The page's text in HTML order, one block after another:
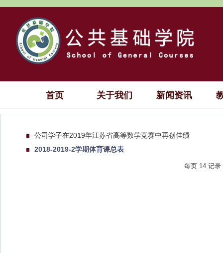
首页 关于我们 新闻资讯
公司学子在2019年江苏省高等数学竞赛中再创佳绩
2018-2019-2学期体育课总表
每页 14 记录